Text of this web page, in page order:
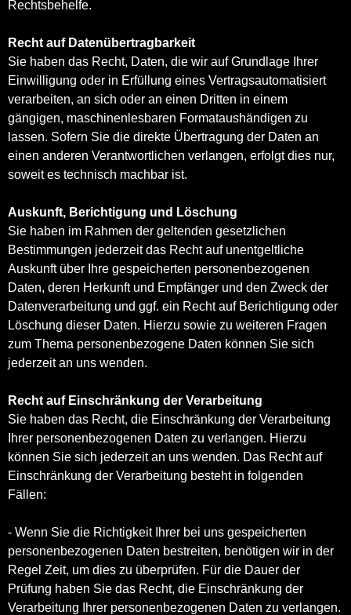
Rechtsbehelfe.
Recht auf Datenübertragbarkeit
Sie haben das Recht, Daten, die wir auf Grundlage Ihrer
Einwilligung oder in Erfüllung eines Vertragsautomatisiert
verarbeiten, an sich oder an einen Dritten in einem
gängigen, maschinenlesbaren Formataushändigen zu
lassen. Sofern Sie die direkte Übertragung der Daten an
einen anderen Verantwortlichen verlangen, erfolgt dies nur,
soweit es technisch machbar ist.
Auskunft, Berichtigung und Löschung
Sie haben im Rahmen der geltenden gesetzlichen
Bestimmungen jederzeit das Recht auf unentgeltliche
Auskunft über Ihre gespeicherten personenbezogenen
Daten, deren Herkunft und Empfänger und den Zweck der
Datenverarbeitung und ggf. ein Recht auf Berichtigung oder
Löschung dieser Daten. Hierzu sowie zu weiteren Fragen
zum Thema personenbezogene Daten können Sie sich
jederzeit an uns wenden.
Recht auf Einschränkung der Verarbeitung
Sie haben das Recht, die Einschränkung der Verarbeitung
Ihrer personenbezogenen Daten zu verlangen. Hierzu
können Sie sich jederzeit an uns wenden. Das Recht auf
Einschränkung der Verarbeitung besteht in folgenden
Fällen:
- Wenn Sie die Richtigkeit Ihrer bei uns gespeicherten
personenbezogenen Daten bestreiten, benötigen wir in der
Regel Zeit, um dies zu überprüfen. Für die Dauer der
Prüfung haben Sie das Recht, die Einschränkung der
Verarbeitung Ihrer personenbezogenen Daten zu verlangen.